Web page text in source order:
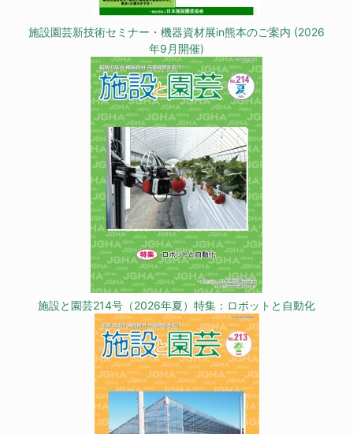
施設園芸新技術セミナー・機器資材展in熊本のご案内 (2026
年9月開催)
施設と園芸214号（2026年夏）特集：ロボットと自動化